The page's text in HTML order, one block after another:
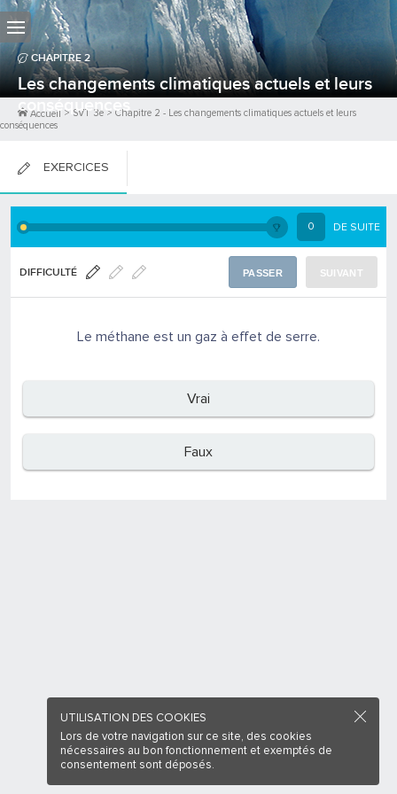
CHAPITRE2
Les changements climatiques actuels et leurs
conséquences
Accueil > SVT 3e > Chapitre 2 - Les changements climatiques actuels et leurs
conséquences
EXERCICES
FICHES DE COURS 0 DE SUITE
DIFFICULTÉ PASSER SUIVANT
Le méthane est un gaz à effet de serre.
Vrai
Faux
UTILISATION DES COOKIES
Lors de votre navigation sur ce site, des cookies
nécessaires au bon fonctionnement et exemptés de
consentement sont déposés.